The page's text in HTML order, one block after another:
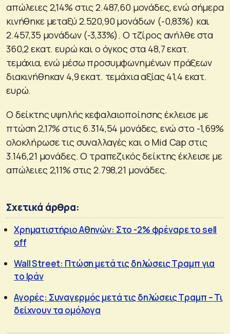
απώλειες 2,14% στις 2.487,60 μονάδες, ενώ σήμερα
κινήθηκε μεταξύ 2.520,90 μονάδων (-0,83%) και
2.457,35 μονάδων (-3,33%). Ο τζίρος ανήλθε στα
360,2 εκατ. ευρώ και ο όγκος στα 48,7 εκατ.
τεμάχια, ενώ μέσω προσυμφωνημένων πράξεων
διακινήθηκαν 4,9 εκατ. τεμάχια αξίας 41,4 εκατ.
ευρώ.
Ο δείκτης υψηλής κεφαλαιοποίησης έκλεισε με
πτώση 2,17% στις 6.314,54 μονάδες, ενώ στο -1,69%
ολοκλήρωσε τις συναλλαγές και ο Mid Cap στις
3.146,21 μονάδες. Ο τραπεζικός δείκτης έκλεισε με
απώλειες 2,11% στις 2.798,21 μονάδες.
Σχετικά άρθρα:
Χρηματιστήριο Αθηνών: Στο -2% φρέναρε το sell
off
Wall Street: Πτώση μετά τις δηλώσεις Τραμπ για
το Ιράν
Αγορές: Συναγερμός μετά τις δηλώσεις Τραμπ – Τι
δείχνουν τα ομόλογα